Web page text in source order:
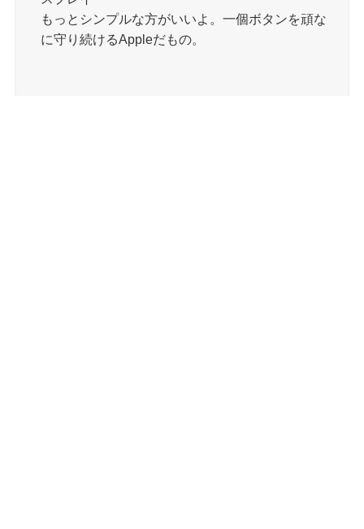
もっとシンプルな方がいいよ。一個ボタンを頑な
に守り続けるAppleだもの。